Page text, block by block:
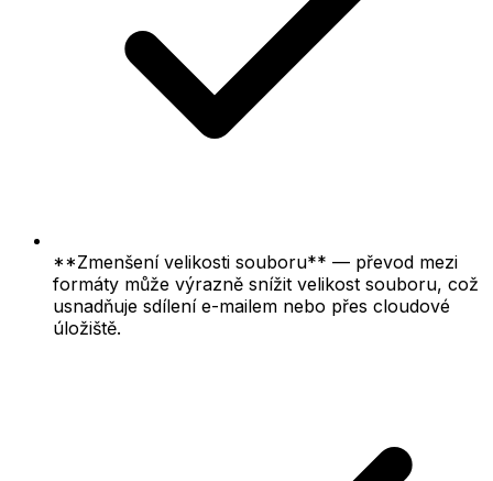
**Zmenšení velikosti souboru** — převod mezi
formáty může výrazně snížit velikost souboru, což
usnadňuje sdílení e-mailem nebo přes cloudové
úložiště.